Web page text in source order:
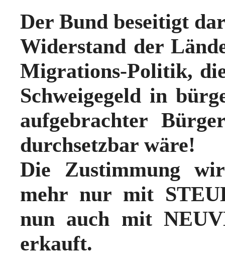
Der Bund beseitigt
Widerstand der
Migrations-Politik,
Schweigegeld in
aufgebrachter
durchsetzbar wäre!
Die Zustimmung
mehr nur mit
nun auch mit
erkauft.